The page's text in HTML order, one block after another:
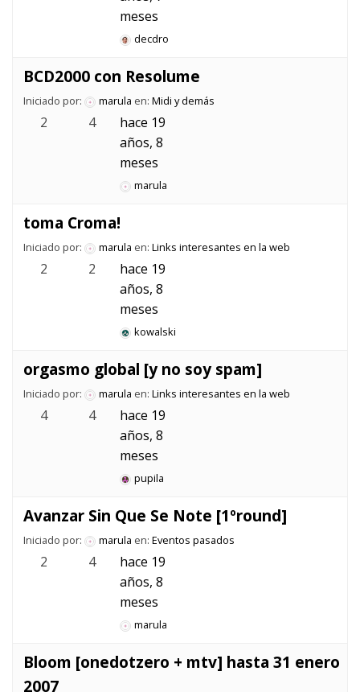
meses
decdro
BCD2000 con Resolume
Iniciado por: marula en: Midi y demás
2 4
hace 19
años, 8
meses
marula
toma Croma!
Iniciado por: marula en: Links interesantes en la web
2 2
hace 19
años, 8
meses
kowalski
orgasmo global [y no soy spam]
Iniciado por: marula en: Links interesantes en la web
4 4
hace 19
años, 8
meses
pupila
Avanzar Sin Que Se Note [1ºround]
Iniciado por: marula en: Eventos pasados
2 4
hace 19
años, 8
meses
marula
Bloom [onedotzero + mtv] hasta 31 enero
2007